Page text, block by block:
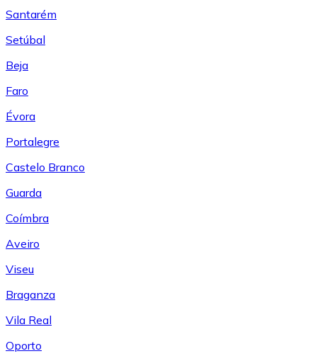
Santarém
Setúbal
Beja
Faro
Évora
Portalegre
Castelo Branco
Guarda
Coímbra
Aveiro
Viseu
Braganza
Vila Real
Oporto